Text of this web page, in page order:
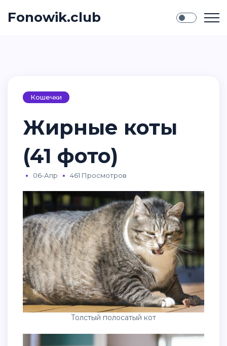
Fonowik.club
Кошечки
Жирные коты
(41 фото)
06-Апр 461 Просмотров
Толстый полосатый кот